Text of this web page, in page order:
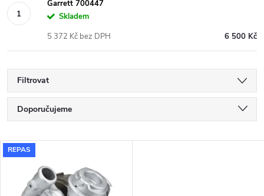
Garrett 700447
Skladem
6 500 Kč
5 372 Kč bez DPH
Filtrovat
Ř
a
Doporučujeme
Nejdražší
Nejprodávanější
V
REPAS